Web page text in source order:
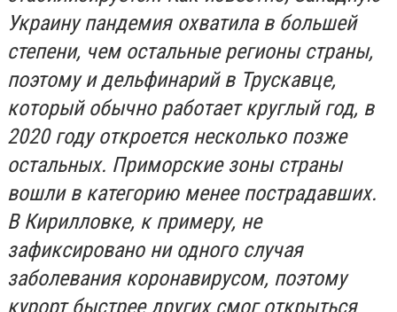
Украину пандемия охватила в большей
степени, чем остальные регионы страны,
поэтому и дельфинарий в Трускавце,
который обычно работает круглый год, в
2020 году откроется несколько позже
остальных. Приморские зоны страны
вошли в категорию менее пострадавших.
В Кирилловке, к примеру, не
зафиксировано ни одного случая
заболевания коронавирусом, поэтому
курорт быстрее других смог открыться